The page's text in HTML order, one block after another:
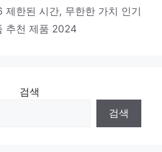
제품 2024
한된 시간, 무한한 가치 인기
추천 제품 2024
검색
검색